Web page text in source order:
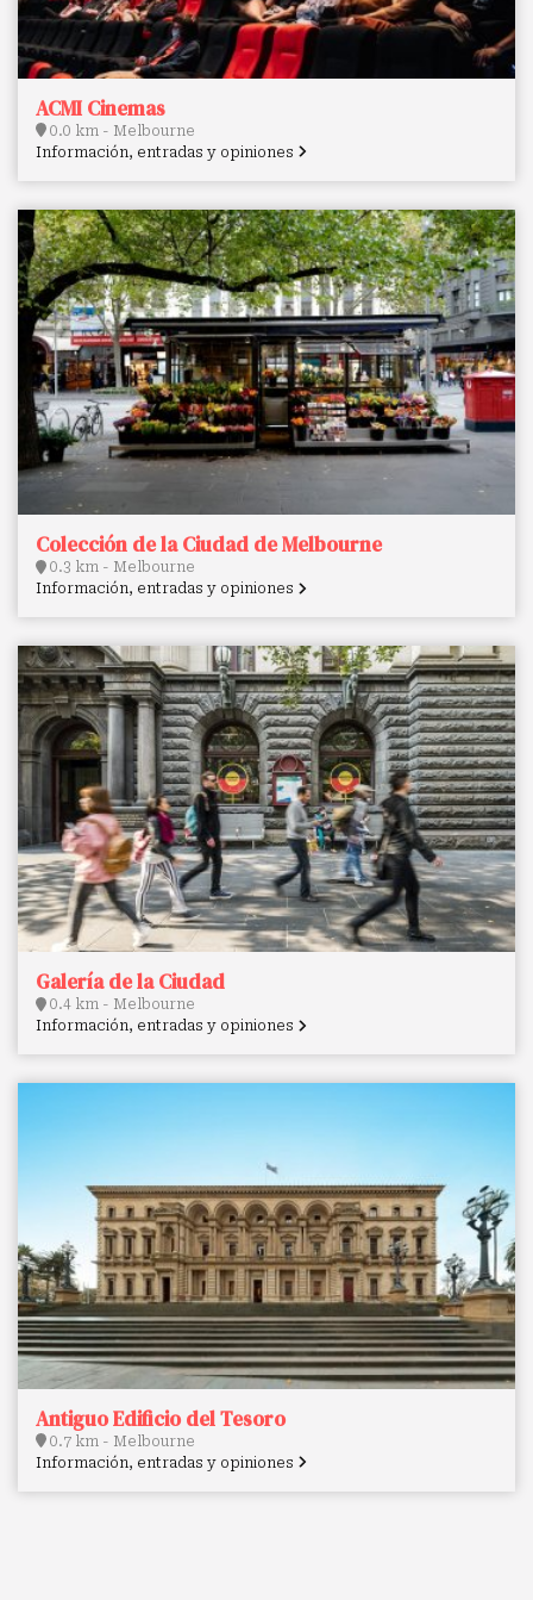
ACMI Cinemas
0.0 km - Melbourne
Información, entradas y opiniones
Colección de la Ciudad de Melbourne
0.3 km - Melbourne
Información, entradas y opiniones
Galería de la Ciudad
0.4 km - Melbourne
Información, entradas y opiniones
Antiguo Edificio del Tesoro
0.7 km - Melbourne
Información, entradas y opiniones